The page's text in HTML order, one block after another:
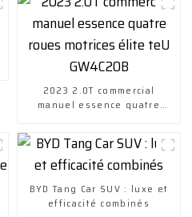
2023 2.0T commercial
manuel essence quatre
BYD Tang Car SUV : luxe et
efficacité combinés